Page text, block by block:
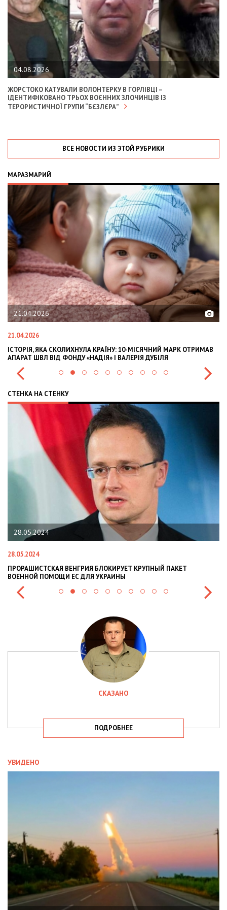
04.08.2026
ЖОРСТОКО КАТУВАЛИ ВОЛОНТЕРКУ В ГОРЛІВЦІ –
ІДЕНТИФІКОВАНО ТРЬОХ ВОЄННИХ ЗЛОЧИНЦІВ ІЗ
ТЕРОРИСТИЧНОЇ ГРУПИ “БЄЗЛЄРА”
ВСЕ НОВОСТИ ИЗ ЭТОЙ РУБРИКИ
МАРАЗМАРИЙ
КРАЇНУ: 10-МІСЯЧНИЙ МАРК ОТРИМАВ
І ВАЛЕРІЯ ДУБІЛЯ
02.02.2026
OLEKSII ABASOV: HOW
INTERNATIONAL
СТЕНКА НА СТЕНКУ
БЛОКИРУЕТ КРУПНЫЙ ПАКЕТ
ДЛЯ УКРАИНЫ
22.01.2024
НАЦПОЛІЦІЯ ЛЯКАЄ
СКАЗАНО
ПОДРОБНЕЕ
УВИДЕНО